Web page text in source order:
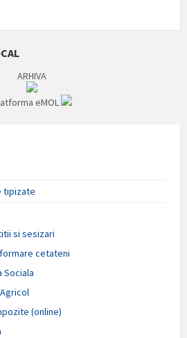
ARHIVA
eMOL
tipizate
si sesizari
cetateni
Sociala
(online)